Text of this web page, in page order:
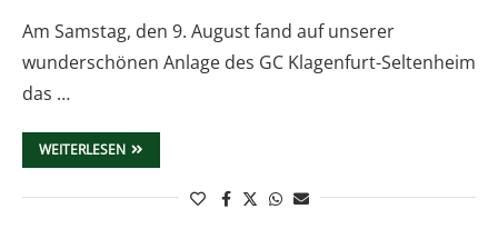
Am Samstag, den 9. August fand auf unserer
wunderschönen Anlage des GC Klagenfurt-Seltenheim
das …
WEITERLESEN